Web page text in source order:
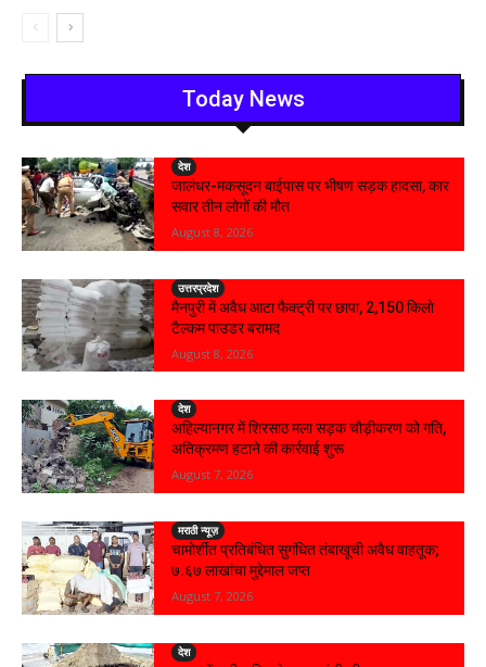
Today News
देश
जालंधर-मकसूदन बाईपास पर भीषण सड़क हादसा, कार
सवार तीन लोगों की मौत
August 8, 2026
उत्तरप्रदेश
मैनपुरी में अवैध आटा फैक्ट्री पर छापा, 2,150 किलो
टैल्कम पाउडर बरामद
August 8, 2026
देश
अहिल्यानगर में शिरसाठ मला सड़क चौड़ीकरण को गति,
अतिक्रमण हटाने की कार्रवाई शुरू
August 7, 2026
मराठी न्यूज़
चामोर्शीत प्रतिबंधित सुगंधित तंबाखूची अवैध वाहतूक;
₹७.६७ लाखांचा मुद्देमाल जप्त
August 7, 2026
देश